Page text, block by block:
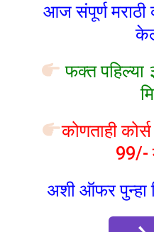
आज संपूर्ण मराठी
फक्त पहिल्या
कोणताही
99/-
अशी ऑफर पुन्हा